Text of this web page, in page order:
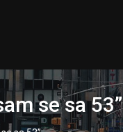
se sa 53”